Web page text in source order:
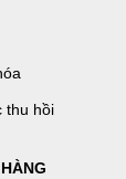
thu hồi